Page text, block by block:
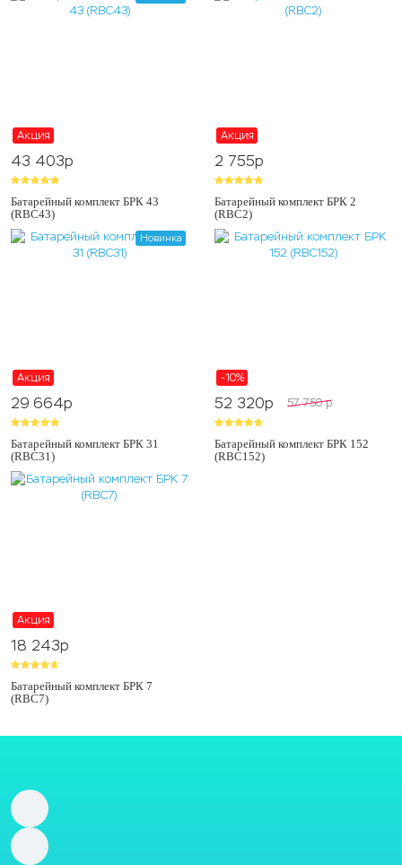
Акция
43 403p
Батарейный комплект БРК 43
(RBC43)
Акция
2 755p
Батарейный комплект БРК 2
(RBC2)
Акция
Новинка
29 664p
Батарейный комплект БРК 31
(RBC31)
-10%
52 320p 57 750 p
Батарейный комплект БРК 152
(RBC152)
Акция
18 243p
Батарейный комплект БРК 7
(RBC7)